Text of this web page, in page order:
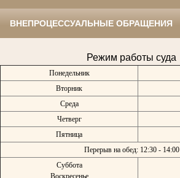
ВНЕПРОЦЕССУАЛЬНЫЕ ОБРАЩЕНИЯ
Режим работы суда
Понедельник
Вторник
Среда
Четверг
Пятница
Перерыв на обед: 12:30 - 14:00
Суббота
Воскресенье